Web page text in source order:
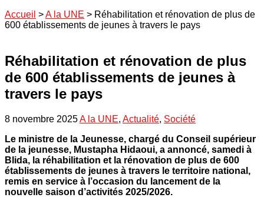
Accueil >A la UNE > Réhabilitation et rénovation de plus de
600 établissements de jeunes à travers le pays
Réhabilitation et rénovation de plus
de 600 établissements de jeunes à
travers le pays
8 novembre 2025A la UNE, Actualité, Société
Le ministre de la Jeunesse, chargé du Conseil supérieur
de la jeunesse, Mustapha Hidaoui, a annoncé, samedi à
Blida, la réhabilitation et la rénovation de plus de 600
établissements de jeunes à travers le territoire national,
remis en service à l’occasion du lancement de la
nouvelle saison d’activités 2025/2026.